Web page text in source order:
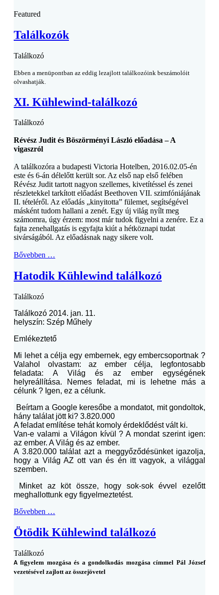
Featured
Találkozók
Találkozó
Ebben a menüpontban az eddig lezajlott találkozóink beszámolóit
olvashatják.
XI. Kühlewind-találkozó
Találkozó
Révész Judit és Böszörményi László előadása – A
vigaszról
A találkozóra a budapesti Victoria Hotelben, 2016.02.05-én
este és 6-án délelőtt került sor. Az első nap első felében
Révész Judit tartott nagyon szellemes, kivetítéssel és zenei
részletekkel tarkított előadást Beethoven VII. szimfóniájának
II. tételéről. Az előadás „kinyitotta” fülemet, segítségével
másként tudom hallani a zenét. Egy új világ nyílt meg
számomra, úgy érzem: most már tudok figyelni a zenére. Ez a
fajta zenehallgatás is egyfajta kiút a hétköznapi tudat
sivárságából. Az előadásnak nagy sikere volt.
Bővebben …
Hatodik Kühlewind találkozó
Találkozó
Találkozó 2014. jan. 11.
helyszín: Szép Műhely
Emlékeztető
Mi lehet a célja egy embernek, egy embercsoportnak ?
Valahol olvastam: az ember célja, legfontosabb
feladata: A Világ és az ember egységének
helyreállítása. Nemes feladat, mi is lehetne más a
célunk ? Igen, ez a célunk.
Beírtam a Google keresőbe a mondatot, mit gondoltok,
hány találat jött ki? 3.820.000
A feladat említése tehát komoly érdeklődést vált ki.
Van-e valami a Világon kívül ? A mondat szerint igen:
az ember. A Világ és az ember.
A 3.820.000 találat azt a meggyőződésünket igazolja,
hogy a Világ AZ ott van és én itt vagyok, a világgal
szemben.
Minket az köt össze, hogy sok-sok évvel ezelőtt
meghallottunk egy figyelmeztetést.
Bővebben …
Ötödik Kühlewind találkozó
Találkozó
A figyelem mozgása és a gondolkodás mozgása címmel Pál József
vezetésével zajlott az összejövetel